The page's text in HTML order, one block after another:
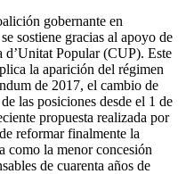
gobernante en
sostiene gracias al apoyo de
d’Unitat Popular (CUP). Este
la aparición del régimen
de 2017, el cambio de
las posiciones desde el 1 de
propuesta realizada por
reformar finalmente la
como la menor concesión
de cuarenta años de